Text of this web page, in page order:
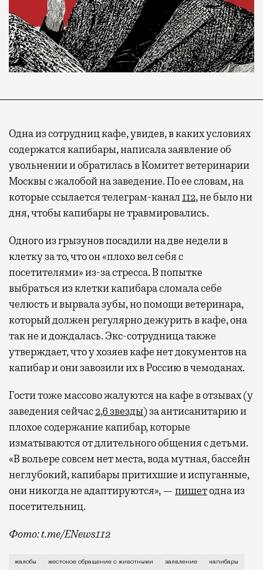
Одна из сотрудниц кафе, увидев, в каких условиях
содержатся капибары, написала заявление об
увольнении и обратилась в Комитет ветеринарии
Москвы с жалобой на заведение. По ее словам, на
которые ссылается телеграм-канал112, не было ни
дня, чтобы капибары не травмировались.
Одного из грызунов посадили на две недели в
клетку за то, что он «плохо вел себя с
посетителями» из-за стресса. В попытке
выбраться из клетки капибара сломала себе
челюсть и вырвала зубы, но помощи ветеринара,
который должен регулярно дежурить в кафе, она
так не и дождалась. Экс-сотрудница также
утверждает, что у хозяев кафе нет документов на
капибар и они завозили их в Россию в чемоданах.
Гости тоже массово жалуются на кафе в отзывах (у
заведения сейчас2,6 звезды) за антисанитарию и
плохое содержание капибар, которые
изматываются от длительного общения с детьми.
«В вольере совсем нет места, вода мутная, бассейн
неглубокий, капибары притихшие и испуганные,
они никогда не адаптируются», — пишетодна из
посетительниц.
Фото: t.me/ENews112
С момента открытия нового контактного кафе с
жалобы жестокое обращение с животными заявление капибары